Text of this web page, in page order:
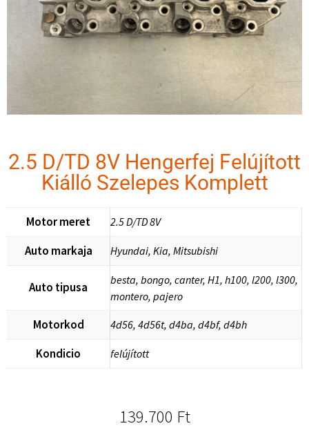
2.5 D/TD 8V Hengerfej Felújított
Kiálló Szelepes Komplett
Motor meret 2.5 D/TD 8V
Auto markaja Hyundai, Kia, Mitsubishi
Auto tipusa
besta, bongo, canter, H1, h100, l200, l300,
montero, pajero
Motorkod 4d56, 4d56t, d4ba, d4bf, d4bh
Kondicio felújított
139.700 Ft